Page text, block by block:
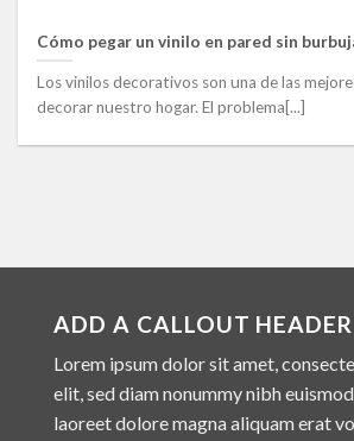
Cómo pegar un vinilo en pared sin
Los vinilos decorativos son una de las
decorar nuestro hogar. El problema[...]
ADD A CALLOUT HEADER
Lorem ipsum dolor sit amet,
elit, sed diam nonummy nibh
laoreet dolore magna aliquam erat